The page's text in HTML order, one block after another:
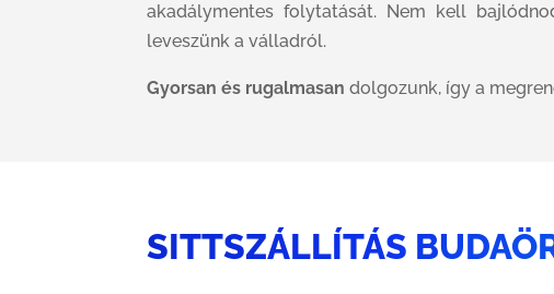
akadálymentes folytatását. Nem kell
leveszünk a válladról.
Gyorsan és rugalmasan dolgozunk, így a
SITTSZÁLLÍTÁS